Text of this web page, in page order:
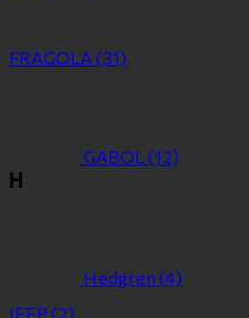
FRAGOLA (31)
GABOL(12)
H
Hedgren (4)
JEEP (2)